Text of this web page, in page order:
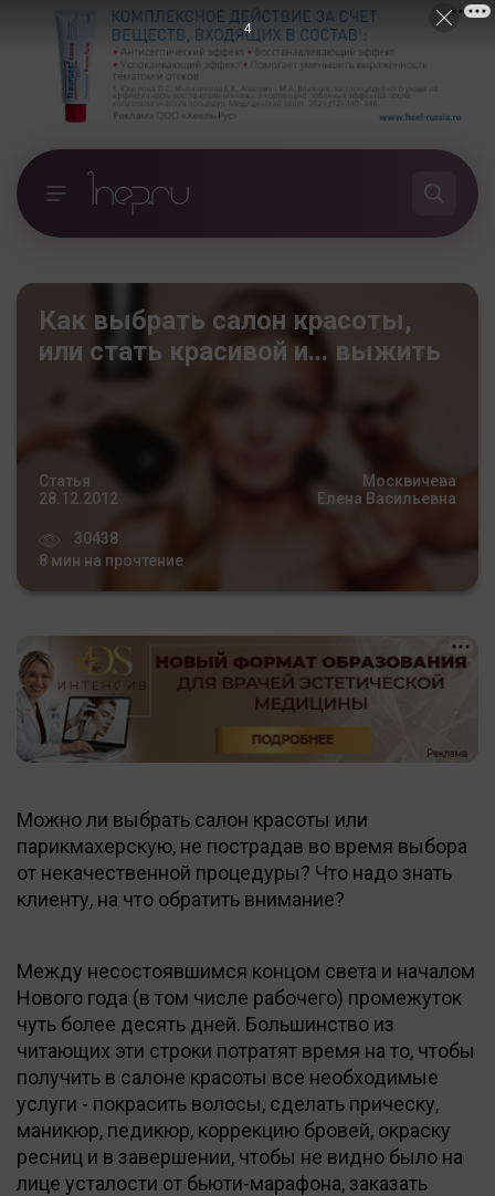
Как выбрать салон красоты,
или стать красивой и... выжить
Статья
28.12.2012
30438
8 мин на прочтение
Москвичева
Елена Васильевна
Можно ли выбрать салон красоты или
парикмахерскую, не пострадав во время выбора
от некачественной процедуры? Что надо знать
клиенту, на что обратить внимание?
Между несостоявшимся концом света и началом
Нового года (в том числе рабочего) промежуток
чуть более десять дней. Большинство из
читающих эти строки потратят время на то, чтобы
получить в салоне красоты все необходимые
услуги - покрасить волосы, сделать прическу,
маникюр, педикюр, коррекцию бровей, окраску
ресниц и в завершении, чтобы не видно было на
лице усталости от бьюти-марафона, заказать
3